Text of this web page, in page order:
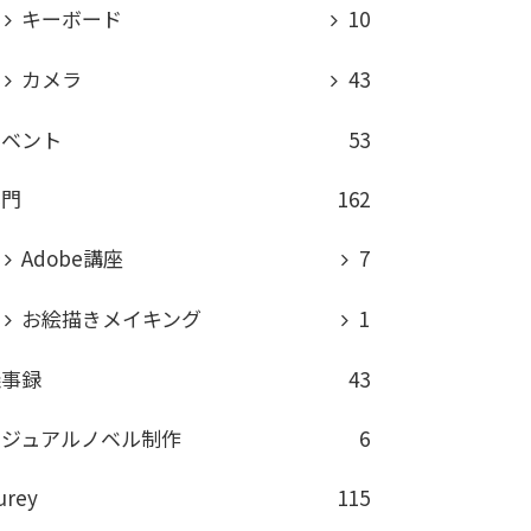
キーボード 10
カメラ 43
ント
53
162
Adobe講座
7
お絵描きメイキング 1
録
43
ュアルノベル制作
6
115